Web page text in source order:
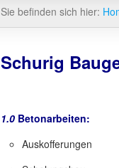
Sie befinden sich hier:
Schurig
1.0 Betonarbeiten:
Auskofferungen